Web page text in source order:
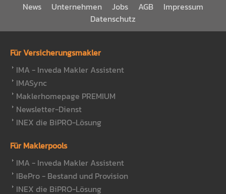
News Unternehmen Jobs AGB
Impressum
Datenschutz
Für Versicherungsmakler
IMA - Inveda Makler Assistent
IMASync
Maklerhomepage PREMIUM
Newsletter-Dienst
INEX die BiPRO-Lösung
Für Maklerpools
IMA - Inveda Makler Assistent
IBePro - Bestand und Provision
INEX die BiPRO-Lösung